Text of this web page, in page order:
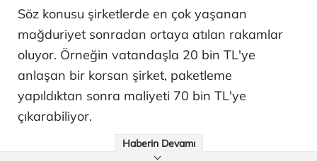
Söz konusu şirketlerde en çok yaşanan
mağduriyet sonradan ortaya atılan rakamlar
oluyor. Örneğin vatandaşla 20 bin TL'ye
anlaşan bir korsan şirket, paketleme
yapıldıktan sonra maliyeti 70 bin TL'ye
çıkarabiliyor.
Haberin Devamı